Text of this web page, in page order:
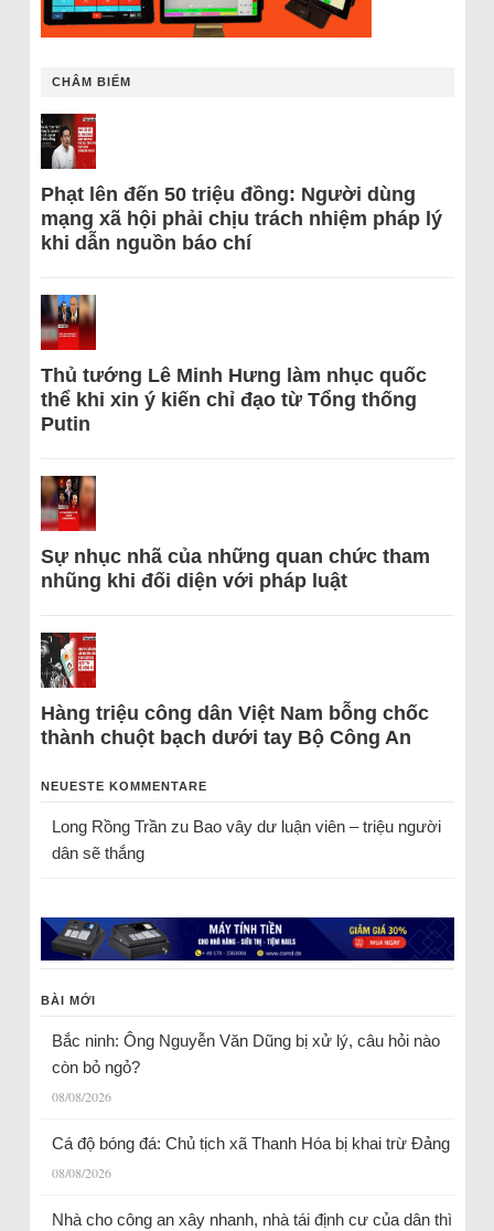
CHÂM BIẾM
Phạt lên đến 50 triệu đồng: Người dùng
mạng xã hội phải chịu trách nhiệm pháp lý
khi dẫn nguồn báo chí
Thủ tướng Lê Minh Hưng làm nhục quốc
thể khi xin ý kiến chỉ đạo từ Tổng thống
Putin
Sự nhục nhã của những quan chức tham
nhũng khi đối diện với pháp luật
Hàng triệu công dân Việt Nam bỗng chốc
thành chuột bạch dưới tay Bộ Công An
NEUESTE KOMMENTARE
Long Rồng Trầnzu Bao vây dư luận viên – triệu người
dân sẽ thắng
BÀI MỚI
Bắc ninh: Ông Nguyễn Văn Dũng bị xử lý, câu hỏi nào
còn bỏ ngỏ?
08/08/2026
Cá độ bóng đá: Chủ tịch xã Thanh Hóa bị khai trừ Đảng
08/08/2026
Nhà cho công an xây nhanh, nhà tái định cư của dân thì